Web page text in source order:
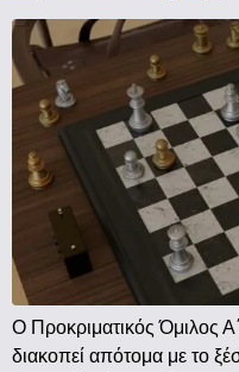
Ο Προκριματικός Όμιλος
διακοπεί απότομα με το